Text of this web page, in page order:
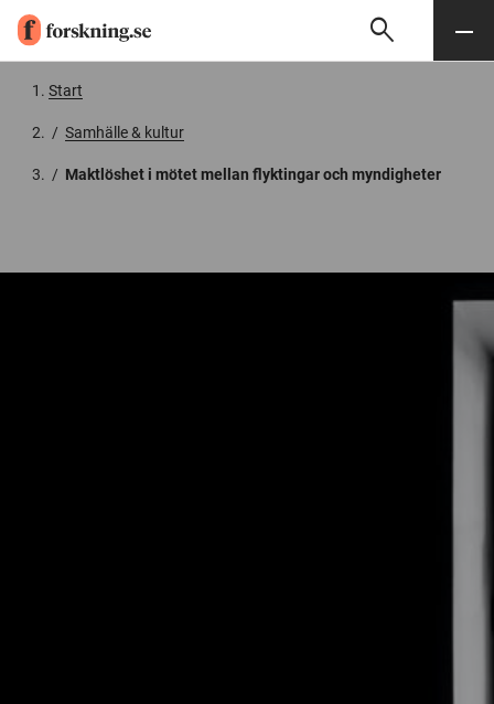
Söksearch Meny
Start
/ Samhälle & kultur
/ Maktlöshet i mötet mellan flyktingar och myndigheter